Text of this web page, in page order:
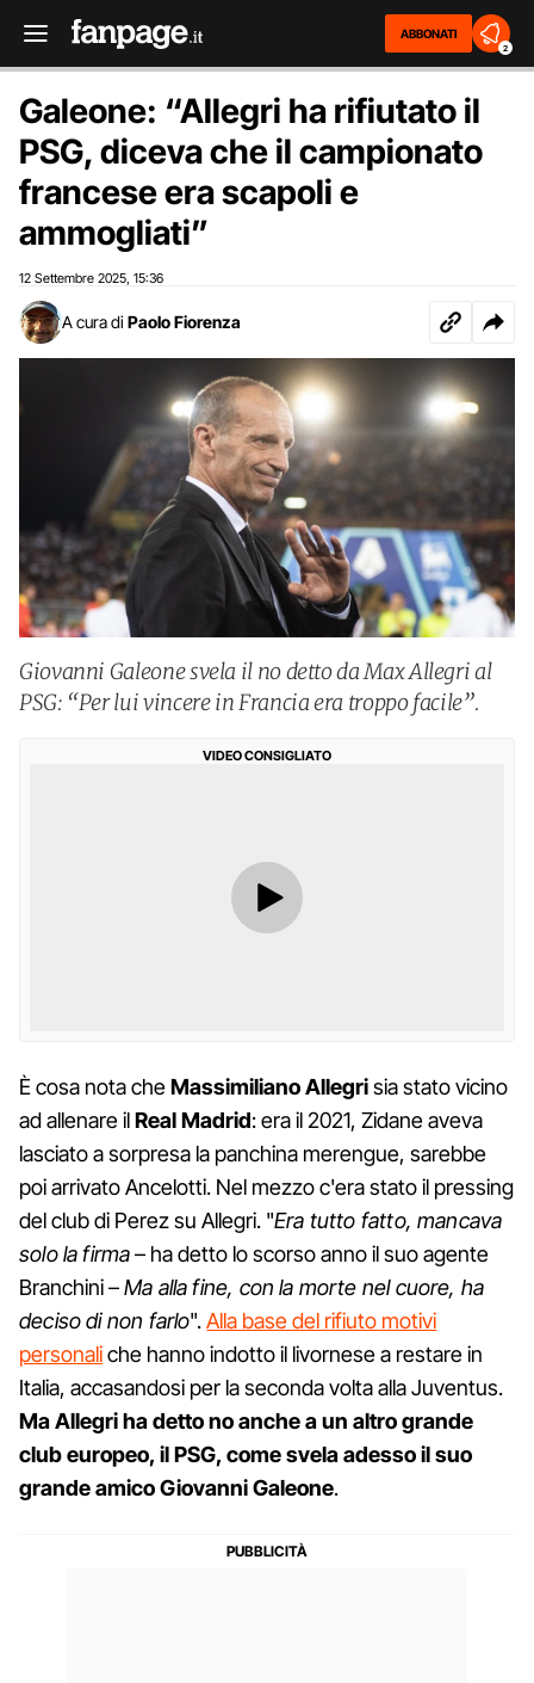
ABBONATI
2
Galeone: “Allegri ha rifiutato il
PSG, diceva che il campionato
francese era scapoli e
ammogliati”
12 Settembre 2025 15:36
A cura di Paolo Fiorenza
Giovanni Galeone svela il no detto da Max Allegri al
PSG: “Per lui vincere in Francia era troppo facile”.
VIDEO CONSIGLIATO
È cosa nota cheMassimiliano Allegrisia stato vicino
ad allenare ilReal Madrid: era il 2021, Zidane aveva
lasciato a sorpresa la panchina merengue, sarebbe
poi arrivato Ancelotti. Nel mezzo c'era stato il pressing
del club di Perez su Allegri. "Era tutto fatto, mancava
solo la firma– ha detto lo scorso anno il suo agente
Branchini –Ma alla fine, con la morte nel cuore, ha
deciso di non farlo".Alla base del rifiuto motivi
personaliche hanno indotto il livornese a restare in
Italia, accasandosi per la seconda volta alla Juventus.
Ma Allegri ha detto no anche a un altro grande
club europeo, il PSG, come svela adesso il suo
grande amico Giovanni Galeone.